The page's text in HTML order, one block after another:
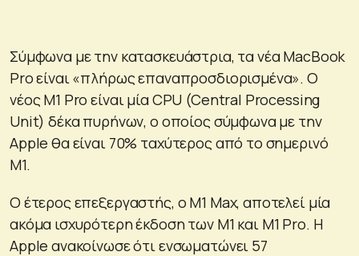
Σύμφωνα με την κατασκευάστρια, τα νέα MacBook
Pro είναι «πλήρως επαναπροσδιορισμένα». Ο
νέος M1 Pro είναι μία CPU (Central Processing
Unit) δέκα πυρήνων, ο οποίος σύμφωνα με την
Apple θα είναι 70% ταχύτερος από το σημερινό
M1.
Ο έτερος επεξεργαστής, ο M1 Max, αποτελεί μία
ακόμα ισχυρότερη έκδοση των M1 και M1 Pro. Η
Apple ανακοίνωσε ότι ενσωματώνει 57